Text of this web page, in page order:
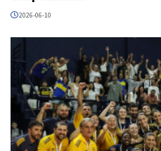
2026-06-10